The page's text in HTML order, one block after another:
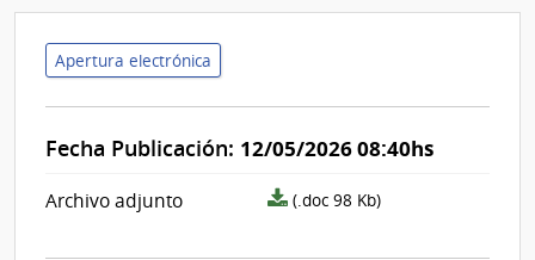
Apertura electrónica
Fecha Publicación: 12/05/2026 08:40hs
Archivo adjunto
archivo
(.doc 98 Kb)